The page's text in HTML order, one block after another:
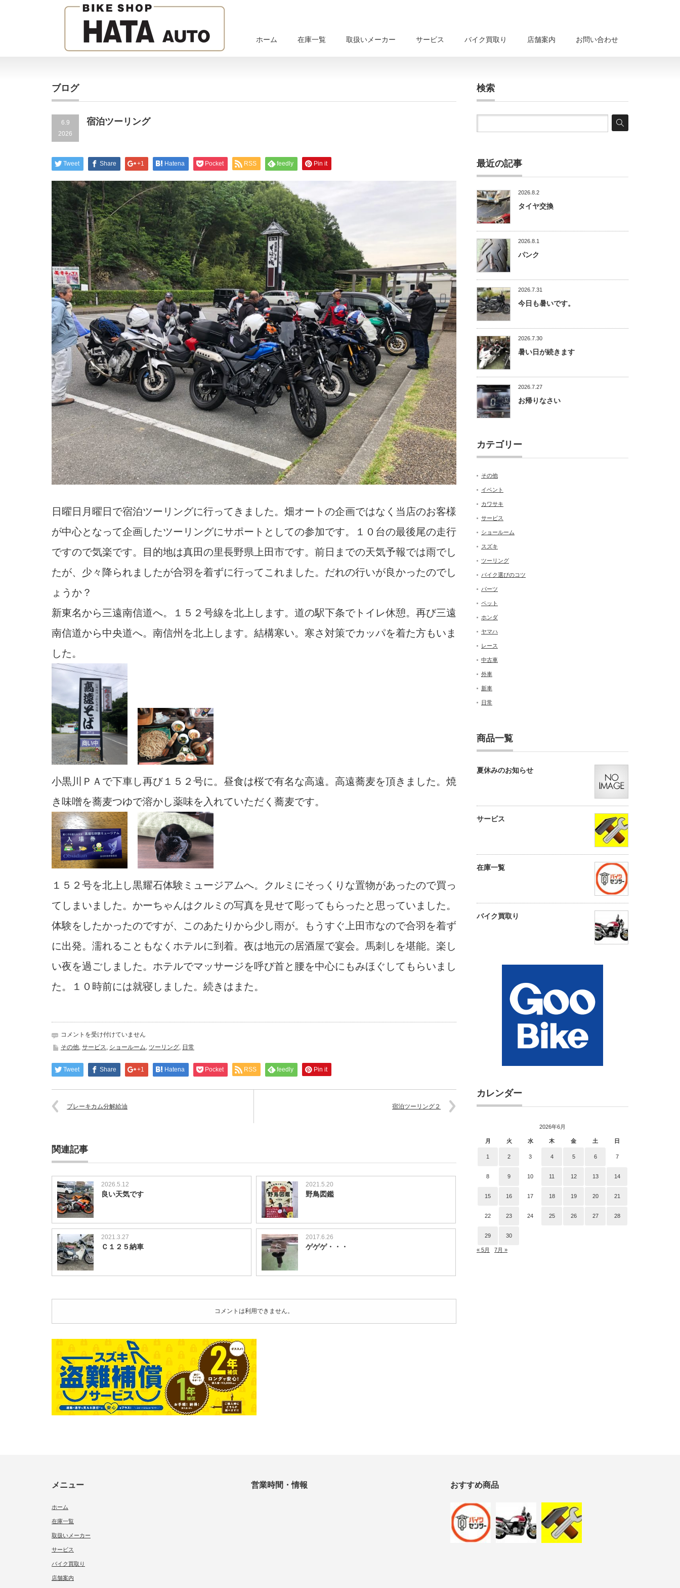
ホーム 在庫一覧 取扱いメーカー サービス バイク買取り 店舗案内 お問い合わせ
ブログ
6.9
2026
宿泊ツーリング
Tweet Share +1 Hatena Pocket RSS feedly Pin it
日曜日月曜日で宿泊ツーリングに行ってきました。畑オートの企画ではなく当店のお客様
が中心となって企画したツーリングにサポートとしての参加です。１０台の最後尾の走行
ですので気楽です。目的地は真田の里長野県上田市です。前日までの天気予報では雨でし
たが、少々降られましたが合羽を着ずに行ってこれました。だれの行いが良かったのでし
ょうか？
新東名から三遠南信道へ。１５２号線を北上します。道の駅下条でトイレ休憩。再び三遠
南信道から中央道へ。南信州を北上します。結構寒い。寒さ対策でカッパを着た方もいま
した。
小黒川ＰＡで下車し再び１５２号に。昼食は桜で有名な高遠。高遠蕎麦を頂きました。焼
き味噌を蕎麦つゆで溶かし薬味を入れていただく蕎麦です。
１５２号を北上し黒耀石体験ミュージアムへ。クルミにそっくりな置物があったので買っ
てしまいました。かーちゃんはクルミの写真を見せて彫ってもらったと思っていました。
体験をしたかったのですが、このあたりから少し雨が。もうすぐ上田市なので合羽を着ず
に出発。濡れることもなくホテルに到着。夜は地元の居酒屋で宴会。馬刺しを堪能。楽し
い夜を過ごしました。ホテルでマッサージを呼び首と腰を中心にもみほぐしてもらいまし
た。１０時前には就寝しました。続きはまた。
宿
泊
ー
リ
グ
コメントを受け付けていません
その他, サービス, ショールーム, ツーリング, 日常
Tweet Share +1 Hatena Pocket RSS feedly Pin it
ブレーキカム分解給油 宿泊ツーリング２
関連記事
2026.5.12
良い天気です
2021.5.20
野鳥図鑑
2021.3.27
Ｃ１２５納車
2017.6.26
ゲゲゲ・・・
コメントは利用できません。
検索
最近の記事
2026.8.2
タイヤ交換
2026.8.1
パンク
2026.7.31
今日も暑いです。
2026.7.30
暑い日が続きます
2026.7.27
お帰りなさい
カテゴリー
その他
イベント
カワサキ
サービス
ショールーム
スズキ
ツーリング
バイク選びのコツ
パーツ
ペット
ホンダ
ヤマハ
レース
中古車
外車
新車
日常
商品一覧
夏休みのお知らせ
サービス
在庫一覧
バイク買取り
カレンダー
2026年6月
月 火 水 木 金 土 日
1 2 3 4 5 6 7
8 9 10 11 12 13 14
15 16 17 18 19 20 21
22 23 24 25 26 27 28
29 30
« 5月 7月 »
メニュー
ホーム
在庫一覧
取扱いメーカー
サービス
バイク買取り
店舗案内
営業時間・情報 おすすめ商品